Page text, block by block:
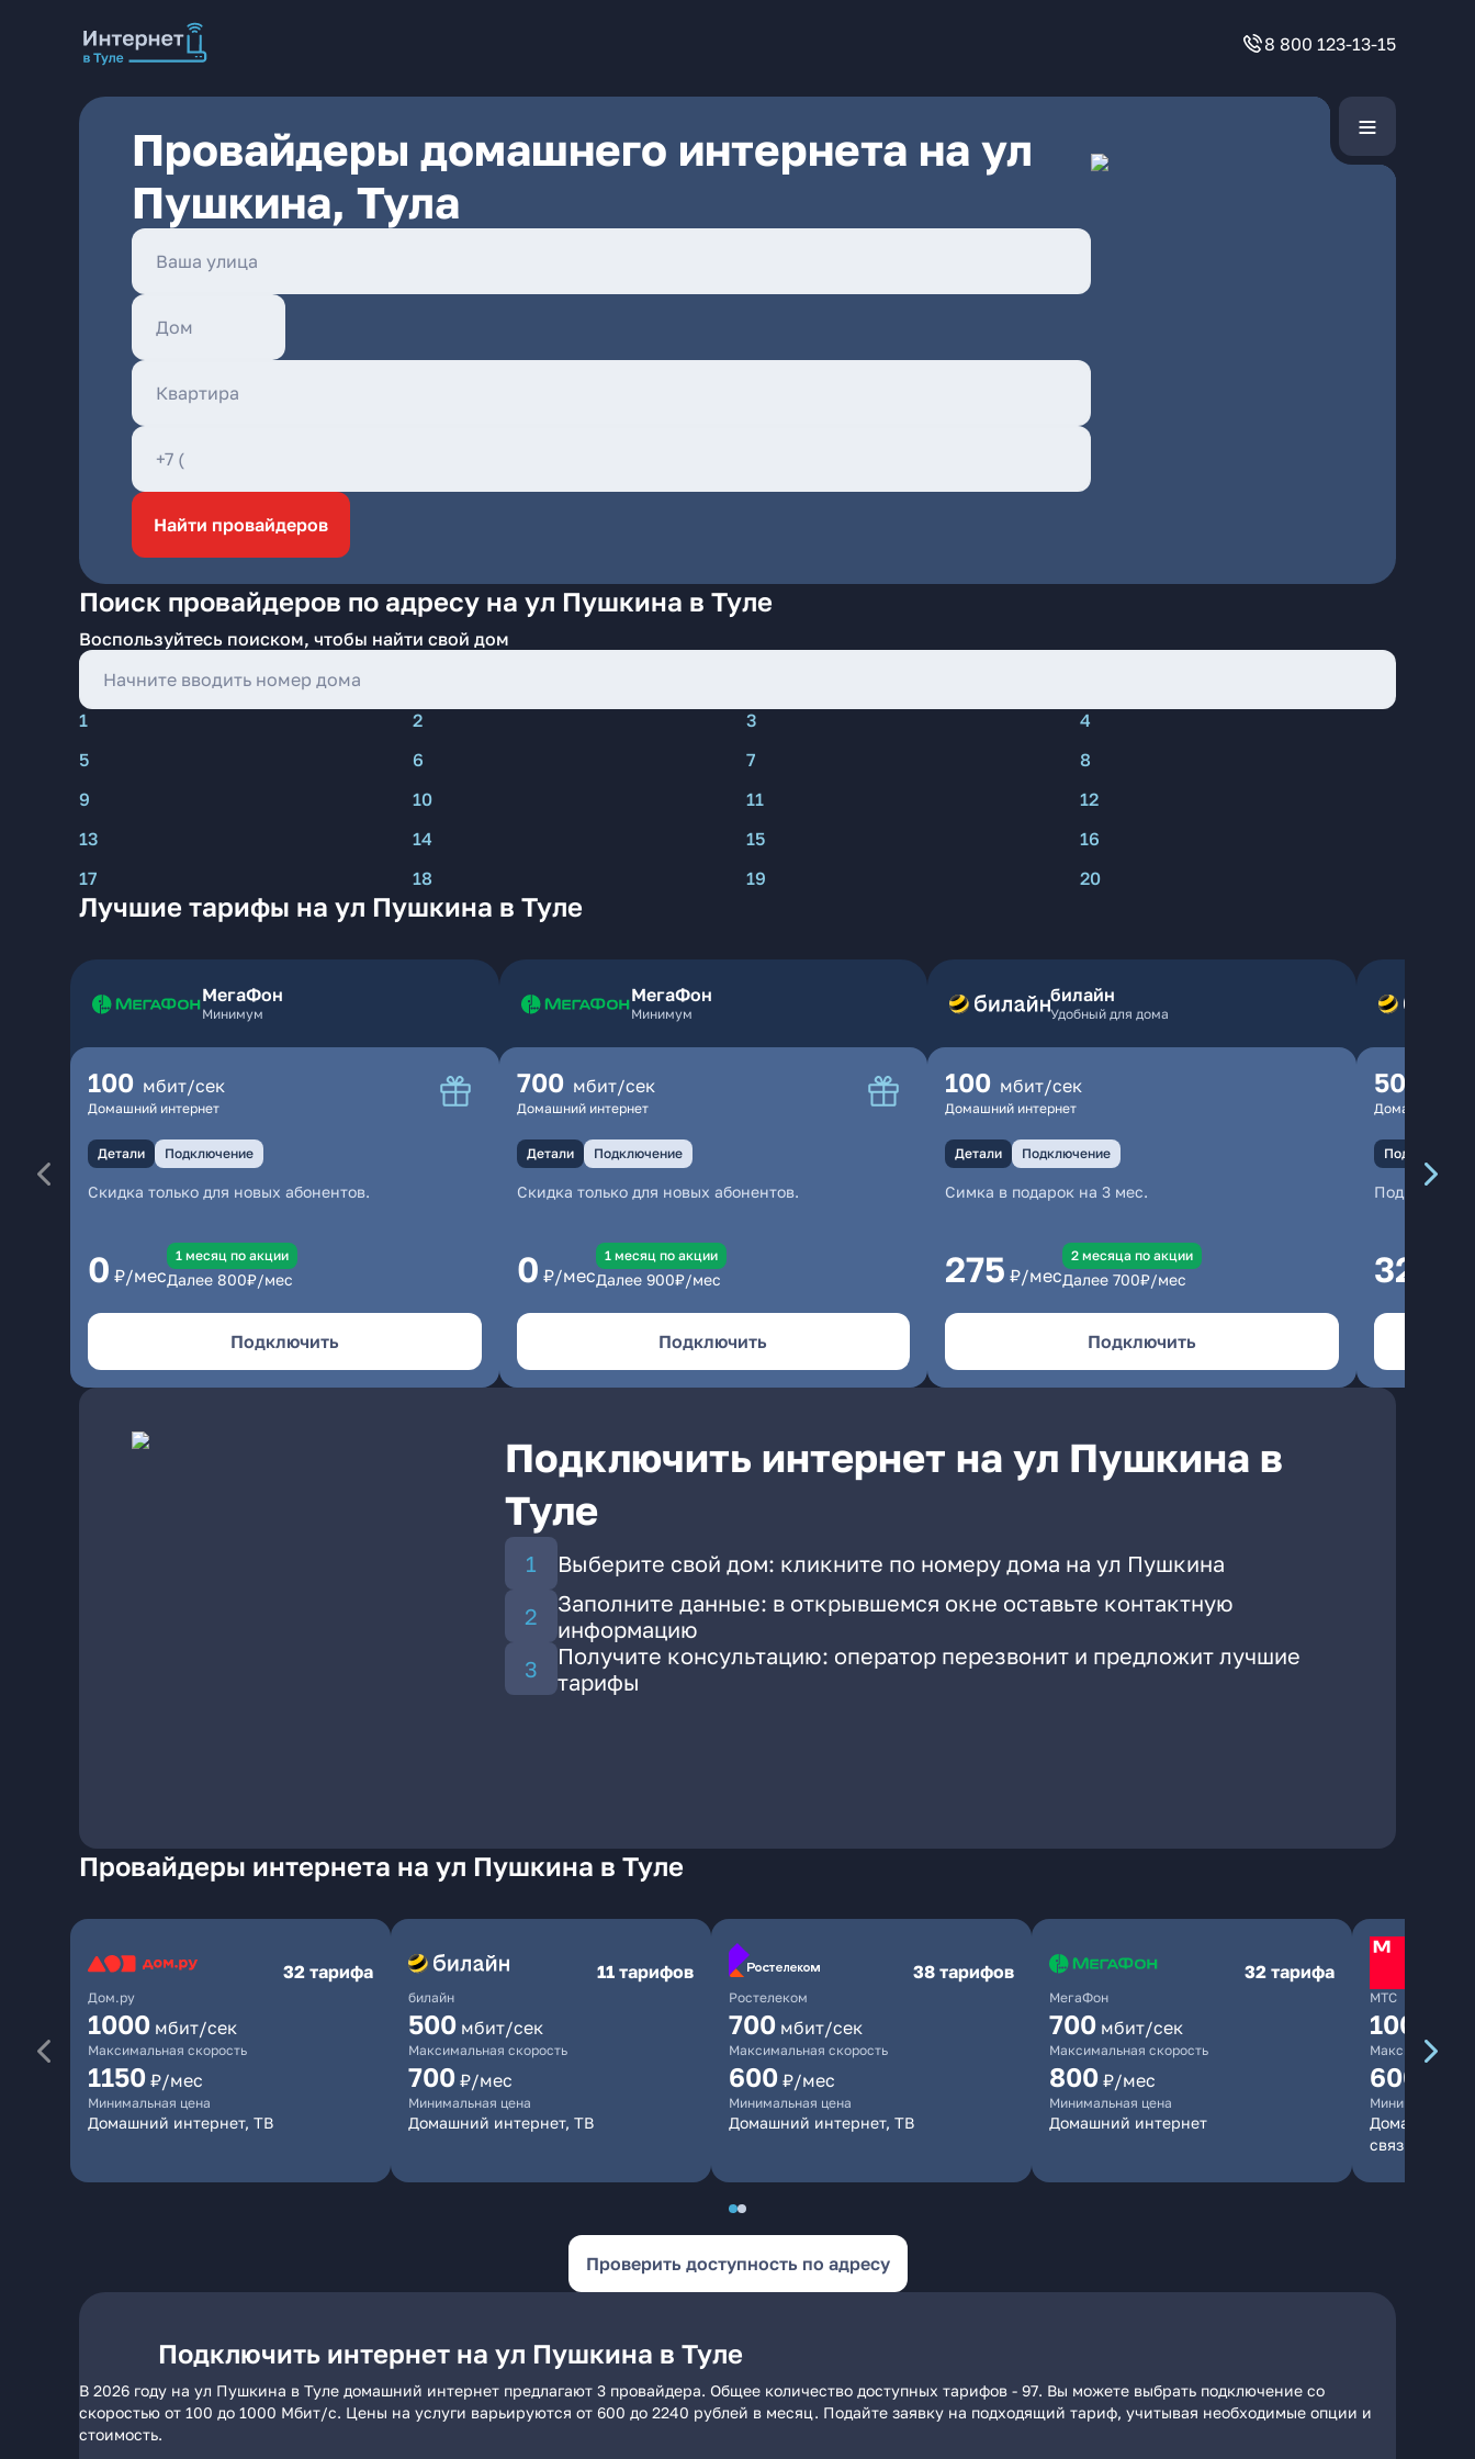
8 800 123-13-15
Провайдеры домашнего интернета на ул
Пушкина, Тула
Найти провайдеров
Поиск провайдеров по адресу на ул Пушкина в Туле
Воспользуйтесь поиском, чтобы найти свой дом
1 2 3
4
5
6 7
8
9
10 11
12
13
14 15
16
17
18 19 20
Лучшие тарифы на ул Пушкина в Туле
МегаФон
Минимум
100 мбит/сек
Домашний интернет
Детали Подключение
Скидка только для новых абонентов.
0 ₽/мес
1 месяц по акции
Далее 800₽/мес
Подключить
МегаФон
Минимум
700 мбит/сек
Домашний интернет
Детали Подключение
Скидка только для новых абонентов.
0 ₽/мес
1 месяц по акции
Далее 900₽/мес
Подключить
билайн
Удобный для дома
100 мбит/сек
Домашний интернет
Детали Подключение
Симка в подарок на 3 мес.
275 ₽/мес
2 месяцa по акции
Далее 700₽/мес
Подключить
500
Домашний
Подключение
325
Подключить интернет на ул Пушкина в
Туле
Выберите свой дом: кликните по номеру дома на ул Пушкина
Заполните данные: в открывшемся окне оставьте контактную
информацию
Получите консультацию: оператор перезвонит и предложит лучшие
тарифы
Провайдеры интернета на ул Пушкина в Туле
Дом.ру
32 тарифа
1000 мбит/сек
Максимальная скорость
1150 ₽/мес
Минимальная цена
Домашний интернет, ТВ
билайн
11 тарифов
500 мбит/сек
Максимальная скорость
700 ₽/мес
Минимальная цена
Домашний интернет, ТВ
Ростелеком
38 тарифов
700 мбит/сек
Максимальная скорость
600 ₽/мес
Минимальная цена
Домашний интернет, ТВ
МегаФон
32 тарифа
700 мбит/сек
Максимальная скорость
800 ₽/мес
Минимальная цена
Домашний интернет
МТС
1000
Максимальная
600
Минимальная
Домашний
связь
Проверить доступность по адресу
Подключить интернет на ул Пушкина в Туле
В 2026 году на ул Пушкина в Туле домашний интернет предлагают 3 провайдера. Общее количество доступных тарифов - 97. Вы можете выбрать подключение со
скоростью от 100 до 1000 Мбит/с. Цены на услуги варьируются от 600 до 2240 рублей в месяц. Подайте заявку на подходящий тариф, учитывая необходимые опции и
стоимость.